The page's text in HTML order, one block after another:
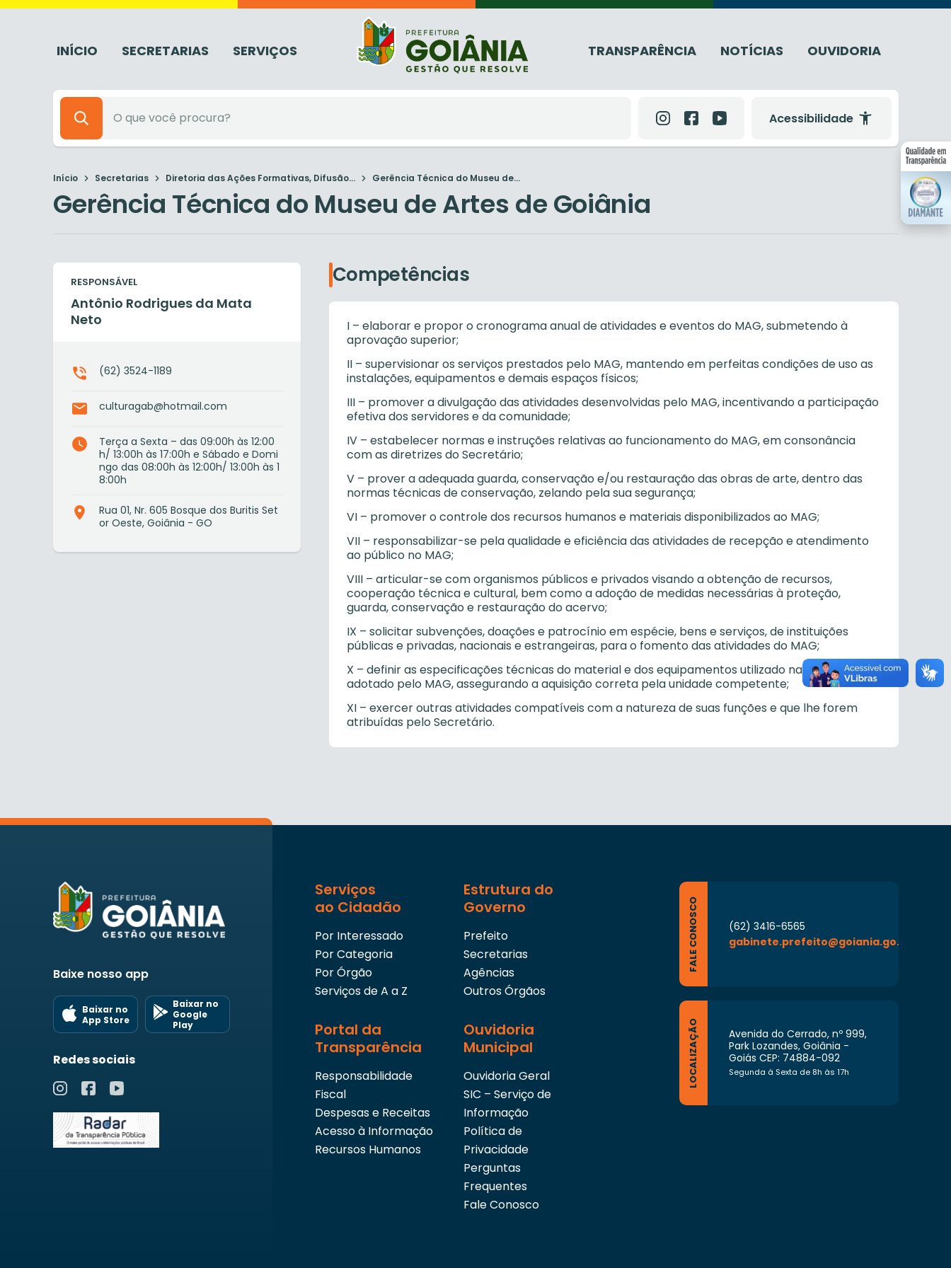
INÍCIO SECRETARIAS SERVIÇOS TRANSPARÊNCIA NOTÍCIAS OUVIDORIA
Acessibilidade
Início Secretarias Diretoria das Ações Formativas, Difusão... Gerência Técnica do Museu de...
Gerência Técnica do Museu de Artes de Goiânia
RESPONSÁVEL
Antônio Rodrigues da Mata
Neto
(62) 3524-1189
culturagab@hotmail.com
Terça a Sexta – das 09:00h às 12:00
h/ 13:00h às 17:00h e Sábado e Domi
ngo das 08:00h às 12:00h/ 13:00h às 1
8:00h
Rua 01, Nr. 605 Bosque dos Buritis Set
or Oeste, Goiânia - GO
Competências
I – elaborar e propor o cronograma anual de atividades e eventos do MAG, submetendo à
aprovação superior;
II – supervisionar os serviços prestados pelo MAG, mantendo em perfeitas condições de uso as
instalações, equipamentos e demais espaços físicos;
III – promover a divulgação das atividades desenvolvidas pelo MAG, incentivando a participação
efetiva dos servidores e da comunidade;
IV – estabelecer normas e instruções relativas ao funcionamento do MAG, em consonância
com as diretrizes do Secretário;
V – prover a adequada guarda, conservação e/ou restauração das obras de arte, dentro das
normas técnicas de conservação, zelando pela sua segurança;
VI – promover o controle dos recursos humanos e materiais disponibilizados ao MAG;
VII – responsabilizar-se pela qualidade e eficiência das atividades de recepção e atendimento
ao público no MAG;
VIII – articular-se com organismos públicos e privados visando a obtenção de recursos,
cooperação técnica e cultural, bem como a adoção de medidas necessárias à proteção,
guarda, conservação e restauração do acervo;
IX – solicitar subvenções, doações e patrocínio em espécie, bens e serviços, de instituições
públicas e privadas, nacionais e estrangeiras, para o fomento das atividades do MAG;
X – definir as especificações técnicas do material e dos equipamentos utilizado na museologia e
adotado pelo MAG, assegurando a aquisição correta pela unidade competente;
XI – exercer outras atividades compatíveis com a natureza de suas funções e que lhe forem
atribuídas pelo Secretário.
Baixe nosso app
Baixar no
App Store
Baixar no
Google
Play
Redes sociais
Serviços
ao Cidadão
Por Interessado
Por Categoria
Por Órgão
Serviços de A a Z
Estrutura do
Governo
Prefeito
Secretarias
Agências
Outros Órgãos
Portal da
Transparência
Responsabilidade
Fiscal
Despesas e Receitas
Acesso à Informação
Recursos Humanos
Ouvidoria
Municipal
Ouvidoria Geral
SIC – Serviço de
Informação
Política de
Privacidade
Perguntas
Frequentes
Fale Conosco
FALE CONOSCO
(62) 3416-6565
gabinete.prefeito@goiania.go.gov.br
LOCALIZAÇÃO
Avenida do Cerrado, nº 999,
Park Lozandes, Goiânia -
Goiás CEP: 74884-092
Segunda à Sexta de 8h às 17h